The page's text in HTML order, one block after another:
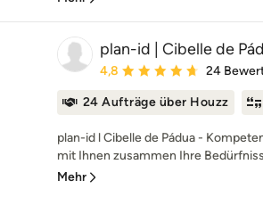
plan-id | Cibelle de
Durchschnittliche
4,8 24
24 Aufträge über Houzz
plan-id l Cibelle de Pádua -
mit Ihnen zusammen Ihre
Mehr